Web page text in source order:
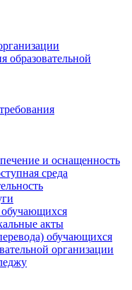
образовательной
и оснащенность
среда
акты
обучающихся
организации